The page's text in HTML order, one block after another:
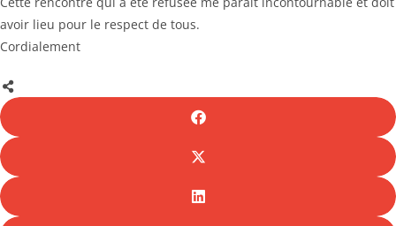
avoir lieu pour le respect de tous.
Cordialement